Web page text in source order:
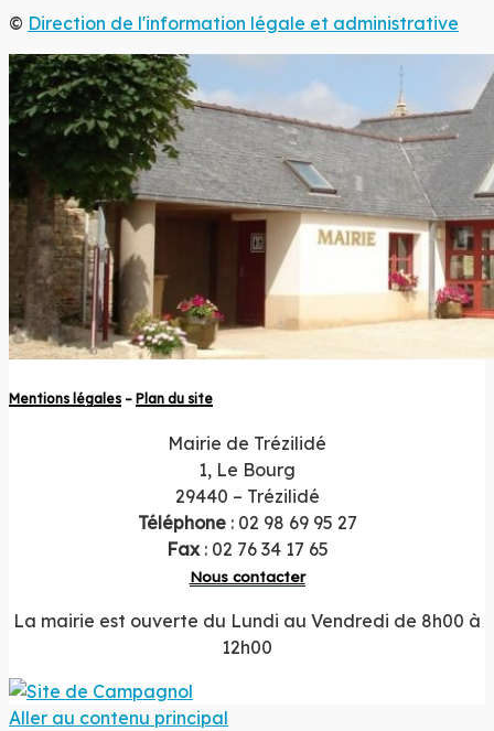
© Direction de l'information légale et administrative
Mentions légales – Plan du site
Mairie de Trézilidé
1, Le Bourg
29440 – Trézilidé
Téléphone: 02 98 69 95 27
Fax: 02 76 34 17 65
Nous contacter
La mairie est ouverte du Lundi au Vendredi de 8h00 à
12h00
Aller au contenu principal